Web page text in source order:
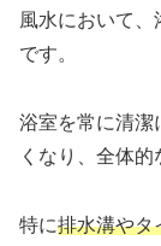
風水において、
です。
浴室を常に清潔
くなり、全体的
特に排水溝やタ